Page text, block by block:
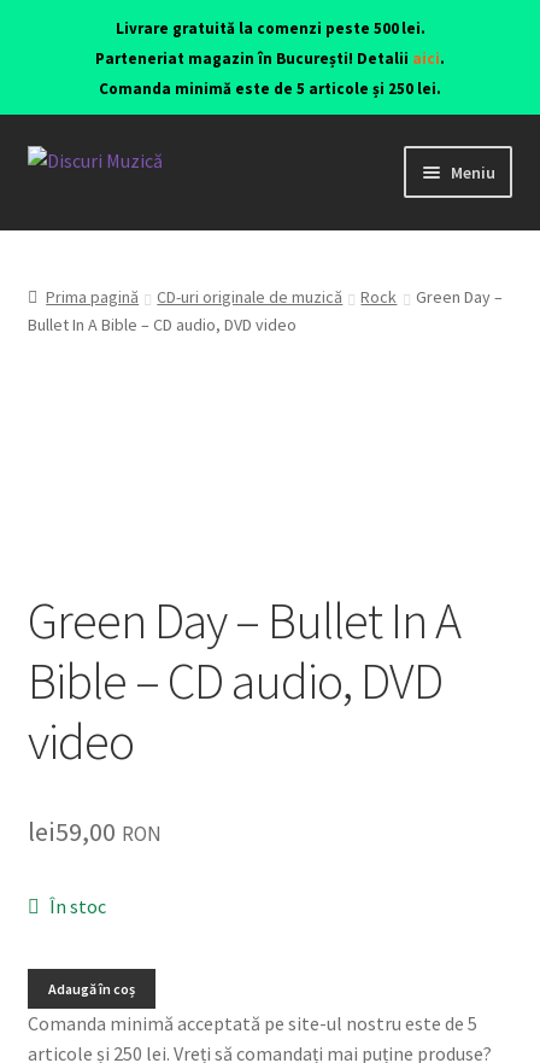
Livrare gratuită la comenzi peste 500 lei.
Parteneriat magazin în București! Detalii aici.
Comanda minimă este de 5 articole și 250 lei.
Meniu
Viniluri ediții originale anii 70-90
CD-uri originale
Oferta lunii
Contul meu
Blog
Prima pagină CD-uri originale de muzică Rock
Green Day –
Bullet In A Bible – CD audio, DVD video
Green Day – Bullet In A
Bible – CD audio, DVD
video
lei59,00 RON
În stoc
Adaugă în coș
Comanda minimă acceptată pe site-ul nostru este de 5
articole și 250 lei. Vreți să comandați mai puține produse?